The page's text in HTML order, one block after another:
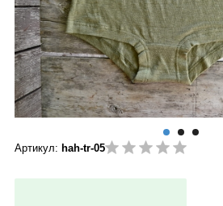
Артикул: hah-tr-05